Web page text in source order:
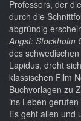
Professors, der
durch die
abgründig
Angst: Stockholm
des
Lapidus, dreht
klassischen Film
Buchvorlagen zu
ins Leben
Es geht allen und